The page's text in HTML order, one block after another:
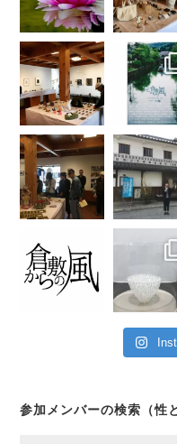
参加メンバーの検索（性